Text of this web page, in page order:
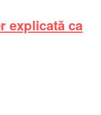
explicată ca